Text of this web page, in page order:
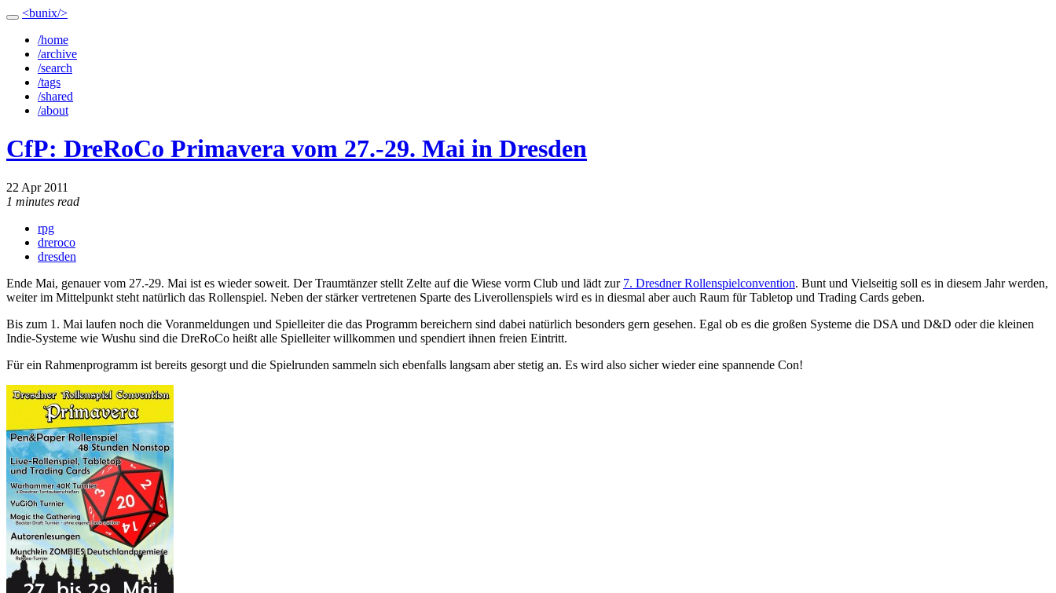
<bunix/>
/home
/archive
/search
/tags
/shared
/about
CfP: DreRoCo Primavera vom 27.-29. Mai in Dresden
22 Apr 2011
1 minutes read
rpg
dreroco
dresden
Ende Mai, genauer vom 27.-29. Mai ist es wieder soweit. Der Traumtänzer stellt Zelte auf die Wiese vorm Club und lädt zur 7. Dresdner Rollenspielconvention. Bunt und Vielseitig soll es in diesem Jahr werden,
weiter im Mittelpunkt steht natürlich das Rollenspiel. Neben der stärker vertretenen Sparte des Liverollenspiels wird es in diesmal aber auch Raum für Tabletop und Trading Cards geben.
Bis zum 1. Mai laufen noch die Voranmeldungen und Spielleiter die das Programm bereichern sind dabei natürlich besonders gern gesehen. Egal ob es die großen Systeme die DSA und D&D oder die kleinen
Indie-Systeme wie Wushu sind die DreRoCo heißt alle Spielleiter willkommen und spendiert ihnen freien Eintritt.
Für ein Rahmenprogramm ist bereits gesorgt und die Spielrunden sammeln sich ebenfalls langsam aber stetig an. Es wird also sicher wieder eine spannende Con!